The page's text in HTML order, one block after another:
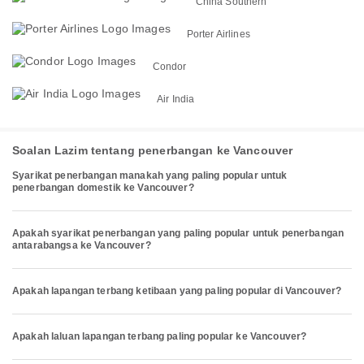
Porter Airlines
Condor
Air India
Soalan Lazim tentang penerbangan ke Vancouver
Syarikat penerbangan manakah yang paling popular untuk
penerbangan domestik ke Vancouver?
Apakah syarikat penerbangan yang paling popular untuk penerbangan
antarabangsa ke Vancouver?
Apakah lapangan terbang ketibaan yang paling popular di Vancouver?
Apakah laluan lapangan terbang paling popular ke Vancouver?